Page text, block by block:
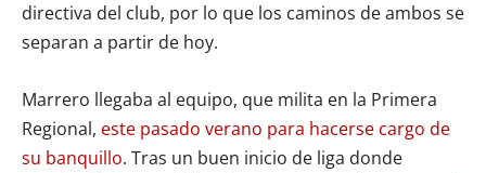
directiva del club, por lo que los caminos de ambos se
separan a partir de hoy.
Marrero llegaba al equipo, que milita en la Primera
Regional, este pasado verano para hacerse cargo de
su banquillo. Tras un buen inicio de liga donde